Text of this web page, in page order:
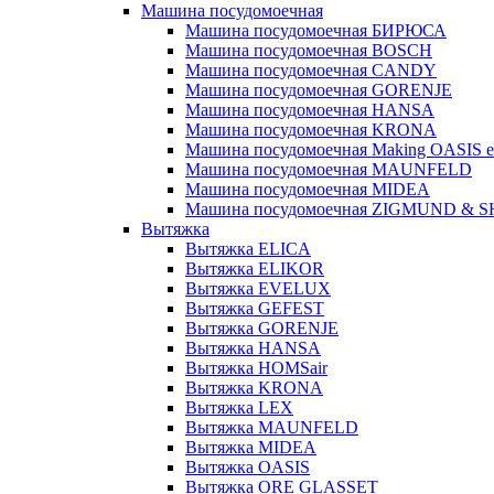
Машина посудомоечная
Машина посудомоечная БИРЮСА
Машина посудомоечная BOSCH
Машина посудомоечная CANDY
Машина посудомоечная GORENJE
Машина посудомоечная HANSA
Машина посудомоечная KRONA
Машина посудомоечная Making OASIS
Машина посудомоечная MAUNFELD
Машина посудомоечная MIDEA
Машина посудомоечная ZIGMUND &
Вытяжка
Вытяжка ELICA
Вытяжка ELIKOR
Вытяжка EVELUX
Вытяжка GEFEST
Вытяжка GORENJE
Вытяжка HANSA
Вытяжка HOMSair
Вытяжка KRONA
Вытяжка LEX
Вытяжка MAUNFELD
Вытяжка MIDEA
Вытяжка OASIS
Вытяжка ORE GLASSET